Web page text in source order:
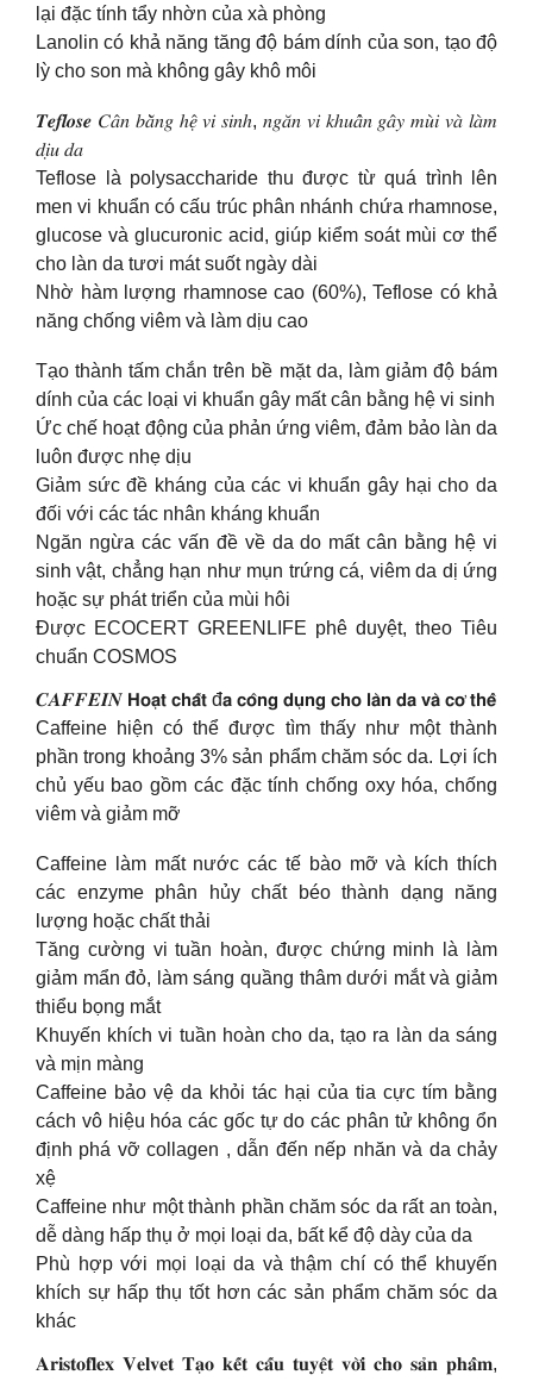
lại đặc tính tẩy nhờn của xà phòng
Lanolin có khả năng tăng độ bám dính của son, tạo độ
lỳ cho son mà không gây khô môi
𝑻𝒆𝒇𝒍𝒐𝒔𝒆 𝐶𝑎̂𝑛 𝑏𝑎̆̀𝑛𝑔 ℎ𝑒̣̂ 𝑣𝑖 𝑠𝑖𝑛ℎ, 𝑛𝑔𝑎̆𝑛 𝑣𝑖 𝑘ℎ𝑢𝑎̂̉𝑛 𝑔𝑎̂𝑦 𝑚𝑢̀𝑖 𝑣𝑎̀ 𝑙𝑎̀𝑚
𝑑𝑖̣𝑢 𝑑𝑎
Teflose là polysaccharide thu được từ quá trình lên
men vi khuẩn có cấu trúc phân nhánh chứa rhamnose,
glucose và glucuronic acid, giúp kiểm soát mùi cơ thể
cho làn da tươi mát suốt ngày dài
Nhờ hàm lượng rhamnose cao (60%), Teflose có khả
năng chống viêm và làm dịu cao
Tạo thành tấm chắn trên bề mặt da, làm giảm độ bám
dính của các loại vi khuẩn gây mất cân bằng hệ vi sinh
Ức chế hoạt động của phản ứng viêm, đảm bảo làn da
luôn được nhẹ dịu
Giảm sức đề kháng của các vi khuẩn gây hại cho da
đối với các tác nhân kháng khuẩn
Ngăn ngừa các vấn đề về da do mất cân bằng hệ vi
sinh vật, chẳng hạn như mụn trứng cá, viêm da dị ứng
hoặc sự phát triển của mùi hôi
Được ECOCERT GREENLIFE phê duyệt, theo Tiêu
chuẩn COSMOS
𝑪𝑨𝑭𝑭𝑬𝑰𝑵 𝗛𝗼𝗮̣𝘁 𝗰𝗵𝗮̂́𝘁 đ𝗮 𝗰𝗼̂𝗻𝗴 𝗱𝘂̣𝗻𝗴 𝗰𝗵𝗼 𝗹𝗮̀𝗻 𝗱𝗮 𝘃𝗮̀ 𝗰𝗼̛ 𝘁𝗵𝗲̂̉
Caffeine hiện có thể được tìm thấy như một thành
phần trong khoảng 3% sản phẩm chăm sóc da. Lợi ích
chủ yếu bao gồm các đặc tính chống oxy hóa, chống
viêm và giảm mỡ
Caffeine làm mất nước các tế bào mỡ và kích thích
các enzyme phân hủy chất béo thành dạng năng
lượng hoặc chất thải
Tăng cường vi tuần hoàn, được chứng minh là làm
giảm mẩn đỏ, làm sáng quầng thâm dưới mắt và giảm
thiểu bọng mắt
Khuyến khích vi tuần hoàn cho da, tạo ra làn da sáng
và mịn màng
Caffeine bảo vệ da khỏi tác hại của tia cực tím bằng
cách vô hiệu hóa các gốc tự do các phân tử không ổn
định phá vỡ collagen , dẫn đến nếp nhăn và da chảy
xệ
Caffeine như một thành phần chăm sóc da rất an toàn,
dễ dàng hấp thụ ở mọi loại da, bất kể độ dày của da
Phù hợp với mọi loại da và thậm chí có thể khuyến
khích sự hấp thụ tốt hơn các sản phẩm chăm sóc da
khác
𝐀𝐫𝐢𝐬𝐭𝐨𝐟𝐥𝐞𝐱 𝐕𝐞𝐥𝐯𝐞𝐭 𝐓𝐚̣𝐨 𝐤𝐞̂́𝐭 𝐜𝐚̂́𝐮 𝐭𝐮𝐲𝐞̣̂𝐭 𝐯𝐨̛̀𝐢 𝐜𝐡𝐨 𝐬𝐚̉𝐧 𝐩𝐡𝐚̂̉𝐦,